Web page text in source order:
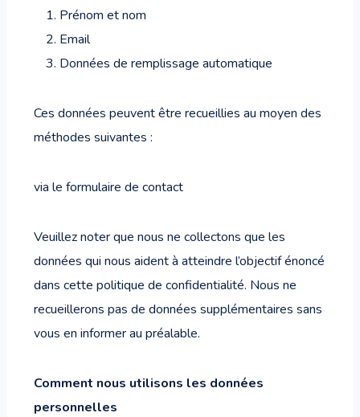
Prénom et nom
Email
Données de remplissage automatique
Ces données peuvent être recueillies au moyen des
méthodes suivantes :
via le formulaire de contact
Veuillez noter que nous ne collectons que les
données qui nous aident à atteindre l’objectif énoncé
dans cette politique de confidentialité. Nous ne
recueillerons pas de données supplémentaires sans
vous en informer au préalable.
Comment nous utilisons les données
personnelles